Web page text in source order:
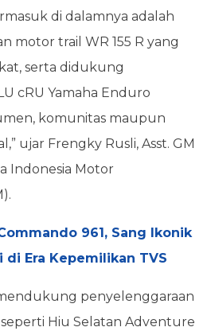
di dalamnya adalah
motor trail WR 155 R yang
serta didukung
cRU Yamaha Enduro
komunitas maupun
ujar Frengky Rusli, Asst. GM
Indonesia Motor
961, Sang Ikonik
Era Kepemilikan TVS
penyelenggaraan
Hiu Selatan Adventure